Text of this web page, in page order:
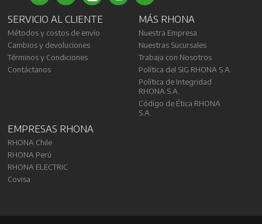
SERVICIO AL CLIENTE
Métodos y costos de envío
Cambios y devoluciones
Términos y Condiciones
Contáctanos
MÁS RHONA
Nuestra Empresa
Nuestras Sucursales
Trabaja con Nosotros
Política del SIG RHONA S.A.
Política de Integridad
RHONA S.A.
Código de Ética RHONA
S.A.
EMPRESAS RHONA
RHONA Chile
RHONA Perú
RHONA ELECTRIC
Covisa